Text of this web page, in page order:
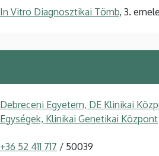
In Vitro Diagnosztikai Tömb, 3.
Debreceni Egyetem, DE Klinikai
Egységek, Klinikai Genetikai Központ
+36 52 411 717 / 50039